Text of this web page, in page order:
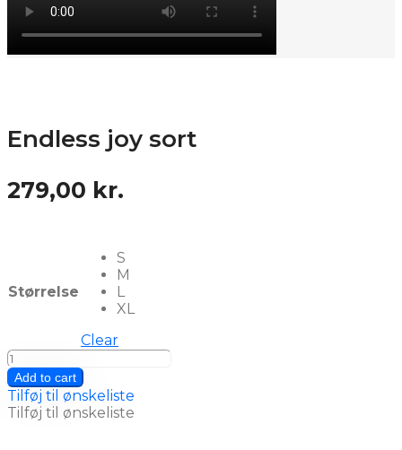
Endless joy sort
279,00 kr.
Størrelse
S
M
L
XL
Clear
Endless
joy
sort
quantity
Add to cart
Tilføj til ønskeliste
Tilføj til ønskeliste